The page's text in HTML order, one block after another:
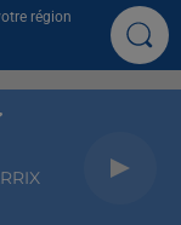
région